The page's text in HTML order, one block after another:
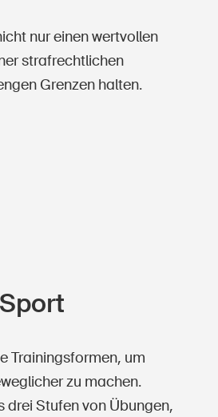
nur einen wertvollen
strafrechtlichen
Grenzen halten.
Trainingsformen, um
zu machen.
drei Stufen von Übungen,